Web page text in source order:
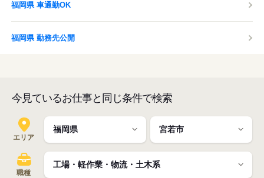
福岡県 車通勤OK
福岡県 勤務先公開
今見ているお仕事と同じ条件で検索
エリア
職種